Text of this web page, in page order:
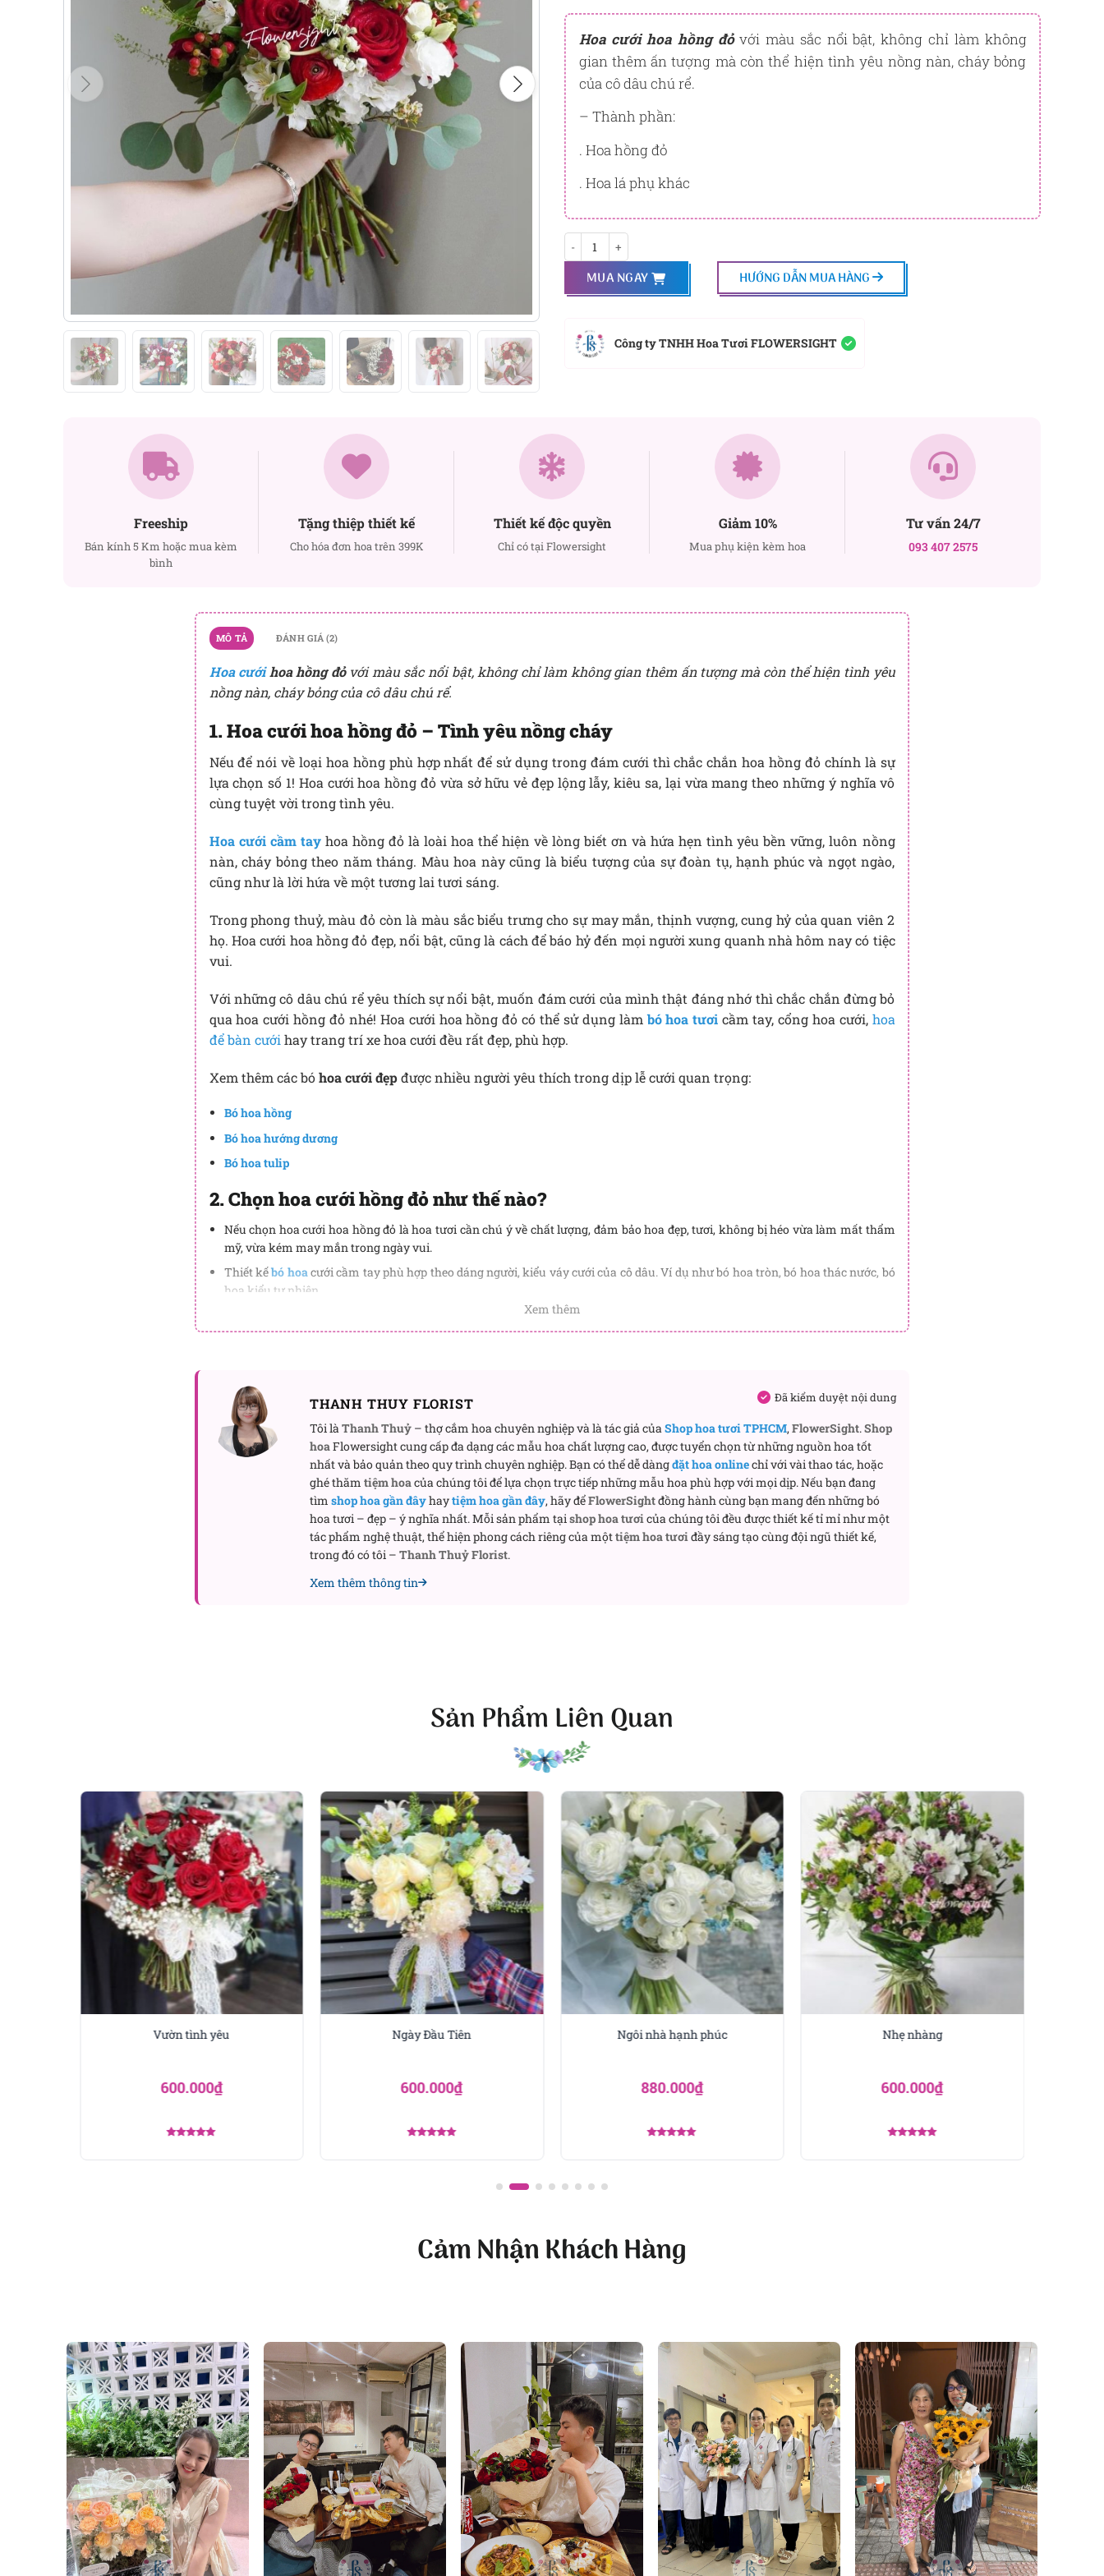
Đây là số PointSight ước tính bạn sẽ được tích lũy khi mua sản phẩm hôm nay,
tương ứng với quyền lợi hạng
BẠCH KIM
PointSight có giá trị dùng để trừ trực tiếp vào đơn hàng hoặc đổi quà tặng ưu đãi tại
Flowersight.
Đăng nhập
hoặc
bạn.
Hoa cưới hoa hồng đỏvới màu sắc nổi bật, không chỉ làm không
gian thêm ấn tượng mà còn thể hiện tình yêu nồng nàn, cháy bỏng
của cô dâu chú rể.
– Thành phần:
. Hoa hồng đỏ
. Hoa lá phụ khác
Thắm Thiết số lượng
MUA NGAY HƯỚNG DẪN MUA HÀNG
Công ty TNHH Hoa Tươi FLOWERSIGHT
Freeship
Bán kính 5 Km hoặc mua kèm
bình
Tặng thiệp thiết kế
Cho hóa đơn hoa trên 399K
Thiết kế độc quyền
Chỉ có tại Flowersight
Giảm 10%
Mua phụ kiện kèm hoa
Tư vấn 24/7
093 407 2575
MÔ TẢ ĐÁNH GIÁ (2)
Hoa cướihoa hồng đỏ với màu sắc nổi bật, không chỉ làm không gian thêm ấn tượng mà còn thể hiện tình yêu
nồng nàn, cháy bỏng của cô dâu chú rể.
1. Hoa cưới hoa hồng đỏ – Tình yêu nồng cháy
Nếu để nói về loại hoa hồng phù hợp nhất để sử dụng trong đám cưới thì chắc chắn hoa hồng đỏ chính là sự
lựa chọn số 1! Hoa cưới hoa hồng đỏ vừa sở hữu vẻ đẹp lộng lẫy, kiêu sa, lại vừa mang theo những ý nghĩa vô
cùng tuyệt vời trong tình yêu.
Hoa cưới cầm tayhoa hồng đỏ là loài hoa thể hiện về lòng biết ơn và hứa hẹn tình yêu bền vững, luôn nồng
nàn, cháy bỏng theo năm tháng. Màu hoa này cũng là biểu tượng của sự đoàn tụ, hạnh phúc và ngọt ngào,
cũng như là lời hứa về một tương lai tươi sáng.
Trong phong thuỷ, màu đỏ còn là màu sắc biểu trưng cho sự may mắn, thịnh vượng, cung hỷ của quan viên 2
họ. Hoa cưới hoa hồng đỏ đẹp, nổi bật, cũng là cách để báo hỷ đến mọi người xung quanh nhà hôm nay có tiệc
vui.
Với những cô dâu chú rể yêu thích sự nổi bật, muốn đám cưới của mình thật đáng nhớ thì chắc chắn đừng bỏ
qua hoa cưới hồng đỏ nhé! Hoa cưới hoa hồng đỏ có thể sử dụng làmbó hoa tươi cầm tay, cổng hoa cưới, hoa
để bàn cưới hay trang trí xe hoa cưới đều rất đẹp, phù hợp.
Xem thêm các bóhoa cưới đẹpđược nhiều người yêu thích trong dịp lễ cưới quan trọng:
Bó hoa hồng
Bó hoa hướng dương
Bó hoa tulip
2. Chọn hoa cưới hồng đỏ như thế nào?
Nếu chọn hoa cưới hoa hồng đỏ là hoa tươi cần chú ý về chất lượng, đảm bảo hoa đẹp, tươi, không bị héo vừa làm mất thẩm
mỹ, vừa kém may mắn trong ngày vui.
Thiết kếbó hoacưới cầm tay phù hợp theo dáng người, kiểu váy cưới của cô dâu. Ví dụ như bó hoa tròn, bó hoa thác nước, bó
hoa kiểu tự nhiên,…
Hoa cưới hoa hồng đỏ có thể thiết kế được theo nhiều phong cách khác nhau, từ đơn giản, tinh tế đến sang trọng, lộng lẫy.
Điều quan trọng là hãy tạo sự đồng nhất trong tổng thể không gian.
FlowerSight chuyên cung cấp dịch vụ hoa cưới trọn gói. Đặc biệt, chúng tôi có rất nhiều lựa chọn về hoa cưới
hoa hồng đỏ, cam kếtmẫu hoa đẹp
và tươi 100%, thiết kế đa dạng phong cách, dựa theo yêu cầu của khách
hàng.
Nếu bạn cần trang trí hoa cưới hoa hồng đỏ cho cổng hoa, xe hoa, bó hoa cầm tay,hoa cưới đơn giản đẹp,hoa
thì hãy nhanh chóng liên hệ ngay với FlowerSight để được tư vấn, báo giá quaHotline: 093 407 2575.
Công ty TNHH Hoa Tươi FLOWERSIGHT
Văn Phòng: 235A Hoàng Hoa Thám, P. 5, Quận Phú Nhuận, TP.HCM
Xem thêm
THANH THUY FLORIST Đã kiểm duyệt nội dung
Tôi làThanh Thuỷ – thợ cắm hoa chuyên nghiệp và là tác giả củaShop hoa tươi TPHCM,FlowerSight.Shop
hoaFlowersight cung cấp đa dạng các mẫu hoa chất lượng cao, được tuyển chọn từ những nguồn hoa tốt
nhất và bảo quản theo quy trình chuyên nghiệp. Bạn có thể dễ dàngđặt hoa onlinechỉ với vài thao tác, hoặc
ghé thăm tiệm hoacủa chúng tôi để lựa chọn trực tiếp những mẫu hoa phù hợp với mọi dịp. Nếu bạn đang
tìm shop hoa gần đâyhaytiệm hoa gần đây, hãy đểFlowerSightđồng hành cùng bạn mang đến những bó
hoa tươi – đẹp – ý nghĩa nhất. Mỗi sản phẩm tạishop hoa tươicủa chúng tôi đều được thiết kế tỉ mỉ như một
tác phẩm nghệ thuật, thể hiện phong cách riêng của mộttiệm hoa tươiđầy sáng tạo cùng đội ngũ thiết kế,
trong đó có tôi – Thanh Thuỷ Florist.
Xem thêm thông tin
Sản Phẩm Liên Quan
Vườn tình yêu
600.000₫
Ngày Đầu Tiên
600.000₫
Ngôi nhà hạnh phúc
880.000₫
Nhẹ nhàng
600.000₫
Cảm Nhận Khách Hàng